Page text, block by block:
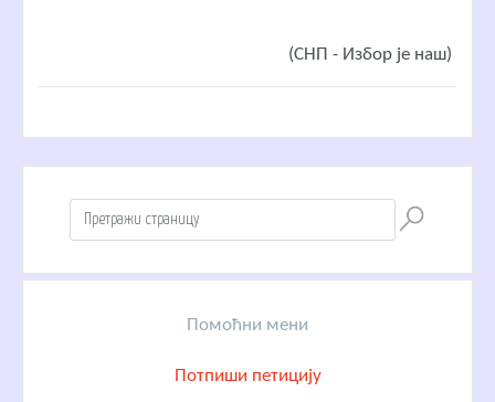
(СНП - Избор је наш)
Помоћни мени
Потпиши петицију